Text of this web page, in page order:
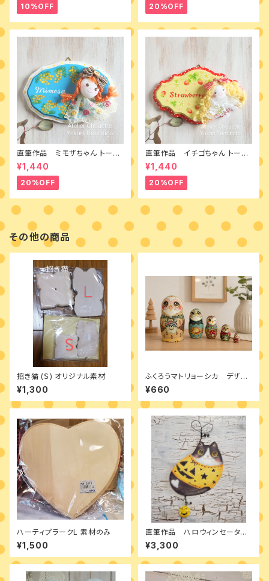
10%OFF 20%OFF
直筆作品 ミモザちゃん トール
ペイントとカントリードールのミ
ニボード
¥1,440
20%OFF
直筆作品 イチゴちゃん トール
ペイントとカントリードールのミ
ニボード
¥1,440
20%OFF
その他の商品
招き猫 (Ｓ) オリジナル素材
¥1,300
ふくろうマトリョーシカ デザイ
ンパケット ポストカードつき
¥660
ハーティプラークL 素材のみ
¥1,500
直筆作品 ハロウィンセーター
のハチワレ猫 オーナメント
¥3,300